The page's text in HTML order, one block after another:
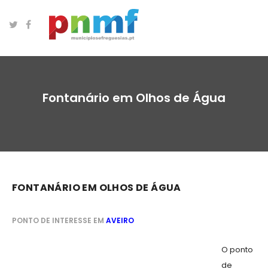
Fontanário em Olhos de Água
FONTANÁRIO EM OLHOS DE ÁGUA
PONTO DE INTERESSE EM AVEIRO
O ponto
de